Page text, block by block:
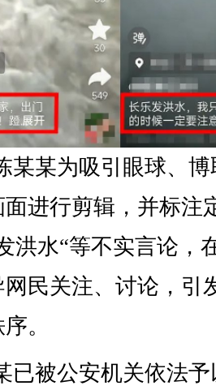
某某为吸引眼球、
进行剪辑，并标注
洪水“等不实言论，
民关注、讨论，引
。
已被公安机关依法